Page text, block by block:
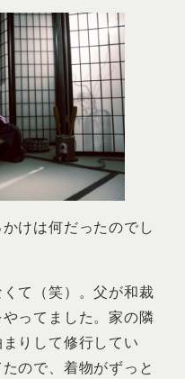
けは何だったのでし
て（笑）。父が和裁
ってました。家の隣
りして修行してい
ので、着物がずっと